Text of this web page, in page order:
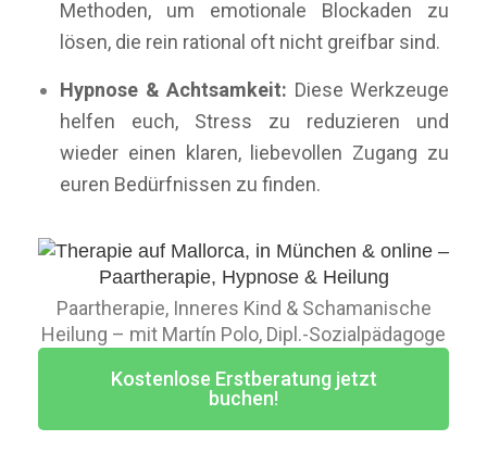
Methoden, um emotionale Blockaden zu
lösen, die rein rational oft nicht greifbar sind.
Hypnose & Achtsamkeit: Diese Werkzeuge
helfen euch, Stress zu reduzieren und
wieder einen klaren, liebevollen Zugang zu
euren Bedürfnissen zu finden.
Paartherapie, Inneres Kind & Schamanische
Heilung – mit Martín Polo, Dipl.-Sozialpädagoge
Kostenlose Erstberatung jetzt
buchen!